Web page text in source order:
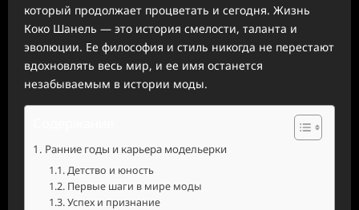
который продолжает процветать и сегодня. Жизнь
Коко Шанель — это история смелости, таланта и
эволюции. Ее философия и стиль никогда не перестают
вдохновлять весь мир, и ее имя останется
незабываемым в истории моды.
Ранние годы и карьера модельерки
Детство и юность
Первые шаги в мире моды
Успех и признание